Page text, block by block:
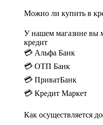
Можно ли купить в
У нашем магазине вы
кредит
💳 Альфа Банк
💳 ОТП
💳 ПриватБанк
💳 Кредит Маркет
Как осуществляется